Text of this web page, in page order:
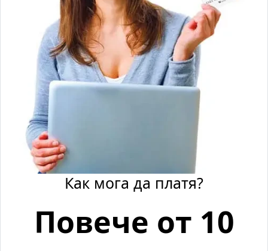
Как мога да платя?
Повече от 10